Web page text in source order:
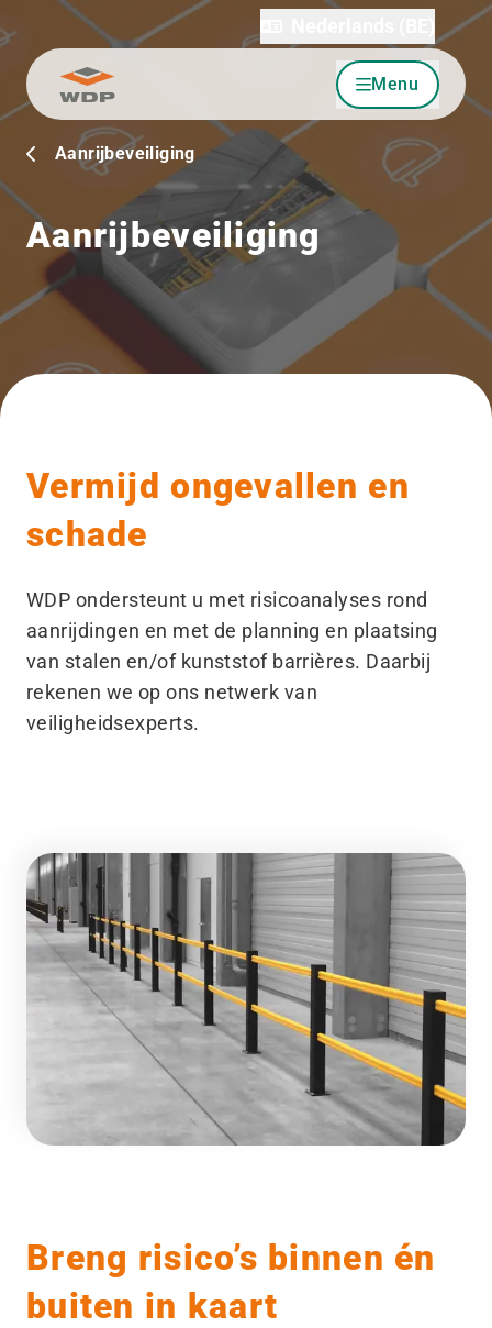
Ga naar inhoud Menu
Aanrijbeveiliging
Aanrijbeveiliging
Vermijd ongevallen en
schade
WDP ondersteunt u met risicoanalyses rond
aanrijdingen en met de planning en plaatsing
van stalen en/​of kunststof barrières. Daarbij
rekenen we op ons netwerk van
veiligheidsexperts.
Breng risico’s binnen én
buiten in kaart